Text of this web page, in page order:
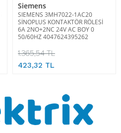
Siemens
SIEMENS 3MH7022-1AC20
SİNOPLUS KONTAKTÖR RÖLESİ
6A 2NO+2NC 24V AC BOY 0
50/60HZ 4047624395262
1.365,54 TL
423,32 TL